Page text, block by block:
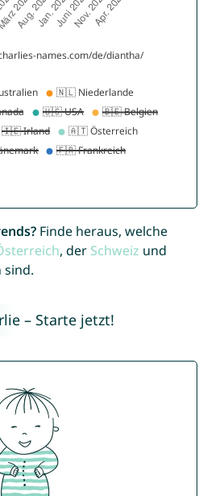
Finde heraus, welche
, der Schweiz und
– Starte jetzt!